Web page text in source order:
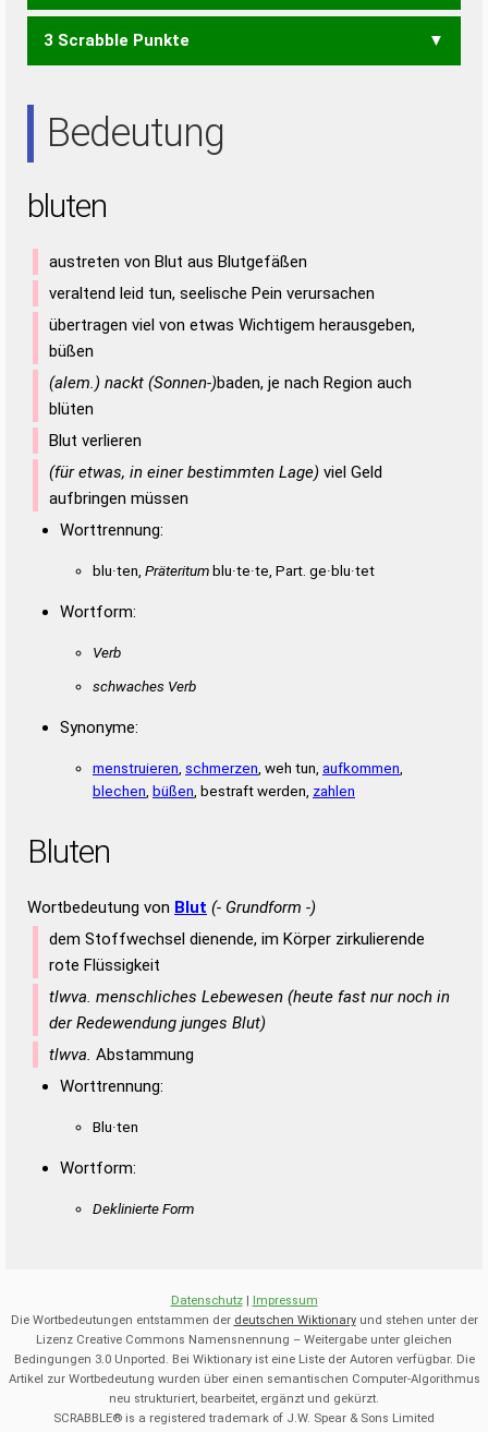
LET LEU NUTE TUEN
3 Scrabble Punkte
Bedeutung
bluten
austreten von Blut aus Blutgefäßen
veraltend leid tun, seelische Pein verursachen
übertragen viel von etwas Wichtigem herausgeben,
büßen
(alem.) nackt (Sonnen-)baden, je nach Region auch
blüten
Blut verlieren
(für etwas, in einer bestimmten Lage) viel Geld
aufbringen müssen
Worttrennung:
blu·ten, Präteritumblu·te·te, Part. ge·blu·tet
Wortform:
Verb
schwaches Verb
Synonyme:
menstruieren schmerzen , weh tun, aufkommen
blechen büßen , bestraft werden, zahlen
Bluten
Wortbedeutung von Blut (- Grundform -)
dem Stoffwechsel dienende, im Körper zirkulierende
rote Flüssigkeit
tlwva. menschliches Lebewesen (heute fast nur noch in
der Redewendung junges Blut)
tlwva. Abstammung
Worttrennung:
Blu·ten
Wortform:
Deklinierte Form
Datenschutz| Impressum
Die Wortbedeutungen entstammen der deutschen Wiktionaryund stehen unter der
Lizenz Creative Commons Namensnennung – Weitergabe unter gleichen
Bedingungen 3.0 Unported. Bei Wiktionary ist eine Liste der Autoren verfügbar. Die
Artikel zur Wortbedeutung wurden über einen semantischen Computer-Algorithmus
neu strukturiert, bearbeitet, ergänzt und gekürzt.
SCRABBLE® is a registered trademark of J.W. Spear & Sons Limited